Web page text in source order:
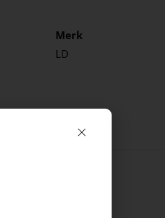
Merk
LD